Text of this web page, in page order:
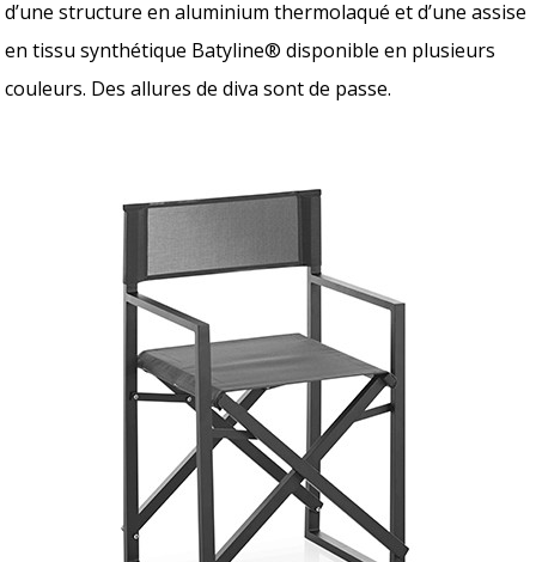
d’une structure en aluminium thermolaqué et d’une assise
en tissu synthétique Batyline® disponible en plusieurs
couleurs. Des allures de diva sont de passe.